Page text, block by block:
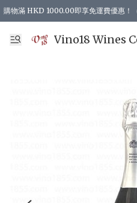
購物滿 HKD 1000.00即享免運費優惠！
Vino18 Wines